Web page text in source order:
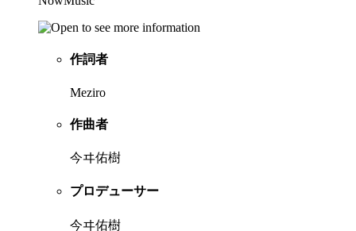
作詞者
Meziro
作曲者
今ヰ佑樹
プロデューサー
今ヰ佑樹